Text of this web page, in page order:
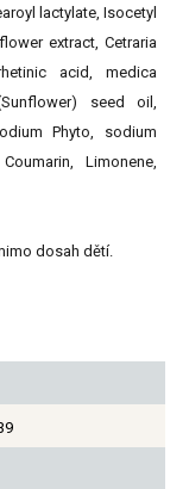
lactylate, Isocetyl
extract, Cetraria
acid, medica
seed oil,
Phyto, sodium
Limonene,
dosah dětí.